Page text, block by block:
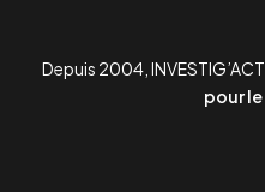
Depuis 2004,
pour